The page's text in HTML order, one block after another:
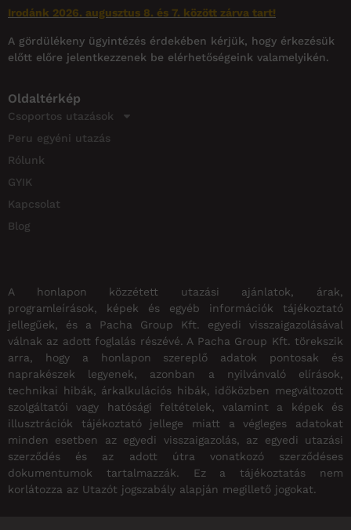
Irodánk 2026. augusztus 8. és 7. között zárva tart!
A gördülékeny ügyintézés érdekében kérjük, hogy érkezésük
előtt előre jelentkezzenek be elérhetőségeink valamelyikén.
Oldaltérkép
Csoportos utazások
Peru egyéni utazás
Rólunk
GYIK
Kapcsolat
Blog
A honlapon közzétett utazási ajánlatok, árak,
programleírások, képek és egyéb információk tájékoztató
jellegűek, és a Pacha Group Kft. egyedi visszaigazolásával
válnak az adott foglalás részévé. A Pacha Group Kft. törekszik
arra, hogy a honlapon szereplő adatok pontosak és
naprakészek legyenek, azonban a nyilvánvaló elírások,
technikai hibák, árkalkulációs hibák, időközben megváltozott
szolgáltatói vagy hatósági feltételek, valamint a képek és
illusztrációk tájékoztató jellege miatt a végleges adatokat
minden esetben az egyedi visszaigazolás, az egyedi utazási
szerződés és az adott útra vonatkozó szerződéses
dokumentumok tartalmazzák. Ez a tájékoztatás nem
korlátozza az Utazót jogszabály alapján megillető jogokat.